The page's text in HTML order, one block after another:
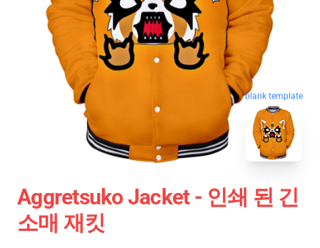
blank template
Aggretsuko Jacket - 인쇄 된 긴
소매 재킷